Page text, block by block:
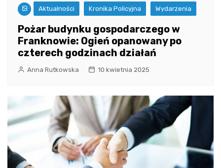
Aktualności Kronika Policyjna Wydarzenia
Pożar budynku gospodarczego w
Franknowie: Ogień opanowany po
czterech godzinach działań
Anna Rutkowska 10 kwietnia 2025